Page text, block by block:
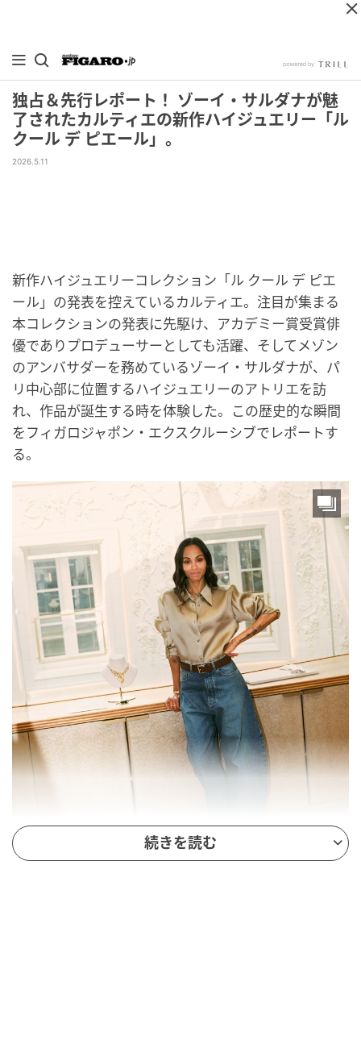
独占＆先行レポート！ ゾーイ・サルダナが魅
了されたカルティエの新作ハイジュエリー「ル
クール デ ピエール」。
2026.5.11
新作ハイジュエリーコレクション「ル クール デ ピエ
ール」の発表を控えているカルティエ。注目が集まる
本コレクションの発表に先駆け、アカデミー賞受賞俳
優でありプロデューサーとしても活躍、そしてメゾン
のアンバサダーを務めているゾーイ・サルダナが、パ
リ中心部に位置するハイジュエリーのアトリエを訪
れ、作品が誕生する時を体験した。この歴史的な瞬間
をフィガロジャポン・エクスクルーシブでレポートす
る。
続きを読む